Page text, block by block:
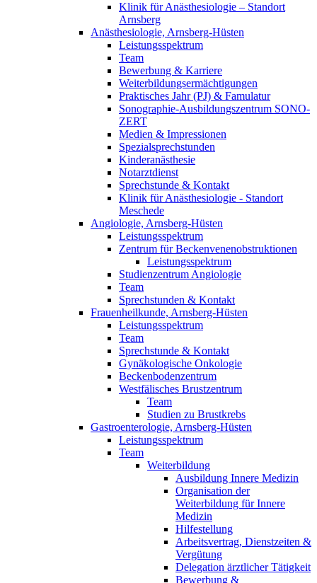
Klinik für Anästhesiologie – Standort
Arnsberg
Anästhesiologie, Arnsberg-Hüsten
Leistungsspektrum
Team
Bewerbung & Karriere
Weiterbildungsermächtigungen
Praktisches Jahr (PJ) & Famulatur
Sonographie-Ausbildungszentrum SONO-
ZERT
Medien & Impressionen
Spezialsprechstunden
Kinderanästhesie
Notarztdienst
Sprechstunde & Kontakt
Klinik für Anästhesiologie - Standort
Meschede
Angiologie, Arnsberg-Hüsten
Leistungsspektrum
Zentrum für Beckenvenenobstruktionen
Leistungsspektrum
Studienzentrum Angiologie
Team
Sprechstunden & Kontakt
Frauenheilkunde, Arnsberg-Hüsten
Leistungsspektrum
Team
Sprechstunde & Kontakt
Gynäkologische Onkologie
Beckenbodenzentrum
Westfälisches Brustzentrum
Team
Studien zu Brustkrebs
Gastroenterologie, Arnsberg-Hüsten
Leistungsspektrum
Team
Weiterbildung
Ausbildung Innere Medizin
Organisation der
Weiterbildung für Innere
Medizin
Hilfestellung
Arbeitsvertrag, Dienstzeiten &
Vergütung
Delegation ärztlicher Tätigkeit
Bewerbung &